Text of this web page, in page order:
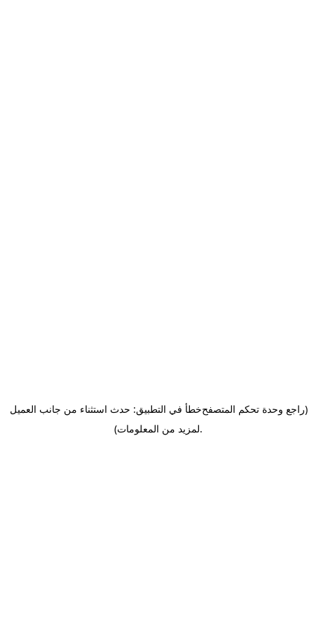
خطأ في التطبيق: حدث استثناء من جانب العميل(راجع وحدة تحكم المتصفح
لمزيد من المعلومات).